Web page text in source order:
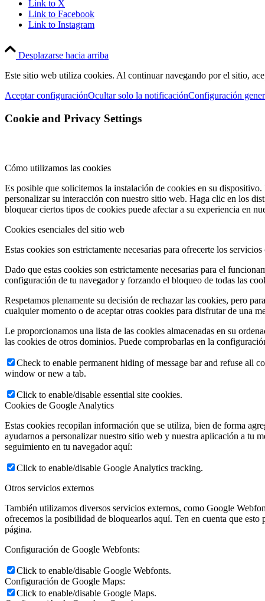
Link to X
Link to Facebook
Link to Instagram
Desplazarse hacia arriba
Este sitio web utiliza cookies. Al continuar navegando por el sitio,
Aceptar configuraciónOcultar solo la notificaciónConfiguración
Cookie and Privacy Settings
Cómo utilizamos las cookies
Es posible que solicitemos la instalación de cookies en su
personalizar su interacción con nuestro sitio web. Haga clic en los
bloquear ciertos tipos de cookies puede afectar a su experiencia en
Cookies esenciales del sitio web
Estas cookies son estrictamente necesarias para ofrecerte los
Dado que estas cookies son estrictamente necesarias para el
configuración de tu navegador y forzando el bloqueo de todas las
Respetamos plenamente su decisión de rechazar las cookies, pero
cualquier momento o de aceptar otras cookies para disfrutar de una
Le proporcionamos una lista de las cookies almacenadas en su
las cookies de otros dominios. Puede comprobarlas en la
Check to enable permanent hiding of message bar and refuse
window or new a tab.
Click to enable/disable essential site cookies.
Cookies de Google Analytics
Estas cookies recopilan información que se utiliza, bien de forma
ayudarnos a personalizar nuestro sitio web y nuestra aplicación a tu
seguimiento en tu navegador aquí:
Click to enable/disable Google Analytics tracking.
Otros servicios externos
También utilizamos diversos servicios externos, como Google
ofrecemos la posibilidad de bloquearlos aquí. Ten en cuenta que
página.
Configuración de Google Webfonts:
Click to enable/disable Google Webfonts.
Configuración de Google Maps:
Click to enable/disable Google Maps.